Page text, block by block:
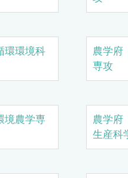
環境科
農学
専攻
農学専
農学
生産科